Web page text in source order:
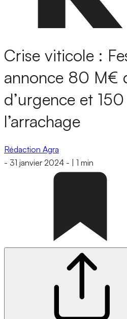
Crise viticole :
annonce 80 M€
d’urgence et
l’arrachage
Rédaction Agra
- 31 janvier 2024 - 1 min